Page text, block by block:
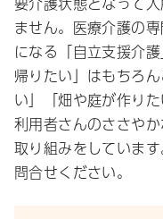
ません。医療介護の
になる「自立支援介
帰りたい」はもちろ
い」「畑や庭が作り
利用者さんのささや
取り組みをしていま
問合せください。